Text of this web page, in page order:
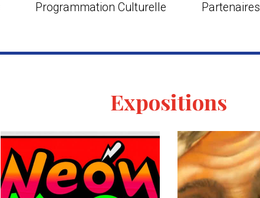
Programmation Culturelle Partenaires
Expositions